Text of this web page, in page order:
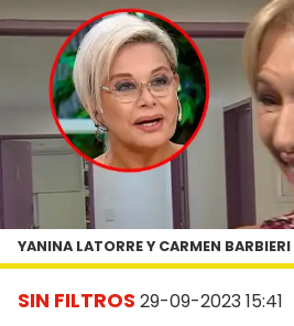
SIN FILTROS 29-09-2023 15:41
YANINA LATORRE Y CARMEN BARBIERI